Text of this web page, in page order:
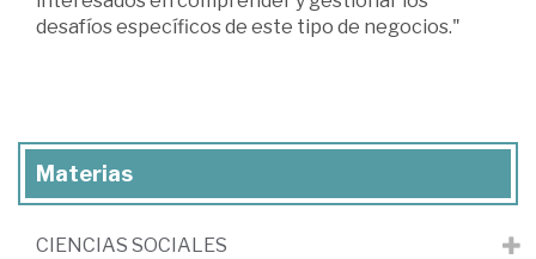
desafíos específicos de este tipo de negocios."
Materias
CIENCIAS SOCIALES